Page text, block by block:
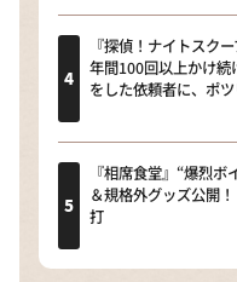
『探偵！ナイトスク
年間100回以上かけ続
をした依頼者に、ポ
『相席食堂』“爆烈
＆規格外グッズ公開
打